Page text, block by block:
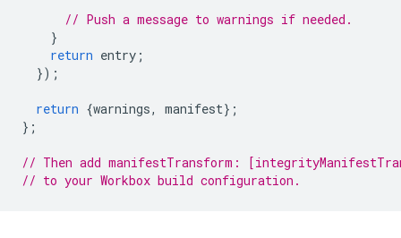
// Push a message to warnings if needed.
}
return entry ;
});
return {warnings, manifest};
};
// Then add manifestTransform:
// to your Workbox build configuration.